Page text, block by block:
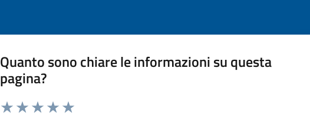
Quanto sono chiare le informazioni su questa
pagina?
Valuta da 1 a 5 stelle la pagina